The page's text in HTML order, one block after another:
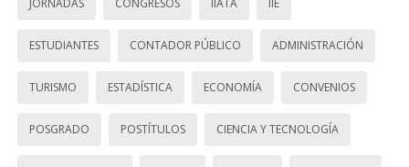
JORNADAS CONGRESOS IIATA IIE
ESTUDIANTES CONTADOR PÚBLICO ADMINISTRACIÓN
TURISMO ESTADÍSTICA ECONOMÍA CONVENIOS
POSGRADO POSTÍTULOS CIENCIA Y TECNOLOGÍA